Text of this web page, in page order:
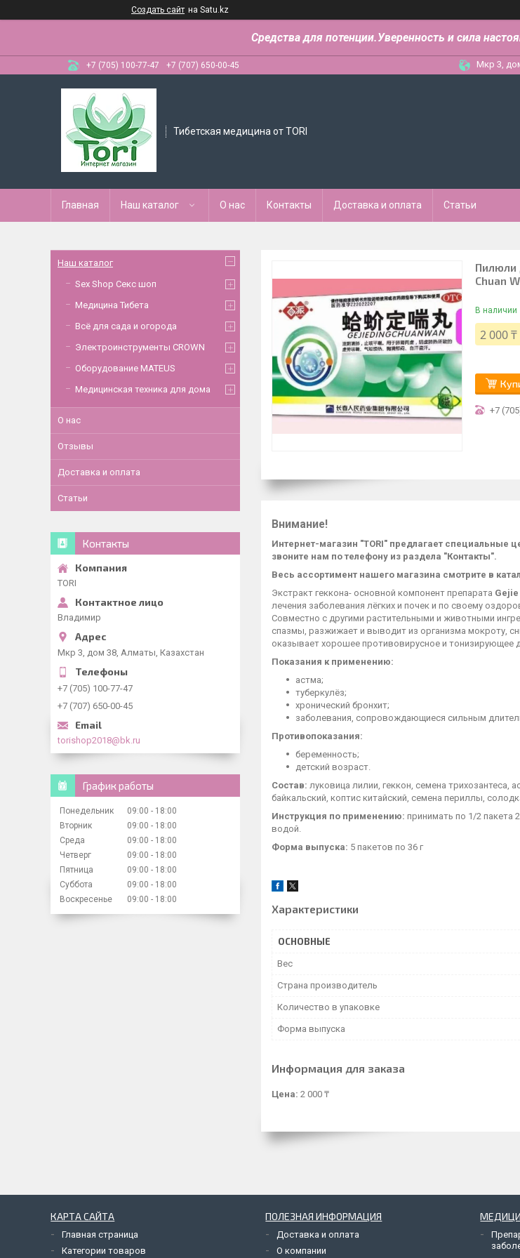
Создать сайт на Satu.kz
Средства для потенции.Уверенность и сила
+7 (705) 100-77-47 +7 (707) 650-00-45 Мкр 3,
Тибетская медицина от TORI
Главная Наш каталог О нас Контакты Доставка и оплата Статьи
Пилюли
Chuan
В наличии
2 000 ₸
+7
Внимание!
Интернет-магазин "TORI" предлагает
звоните нам по телефону из раздела "Контакты".
Весь ассортимент нашего магазина смотрите в
Экстракт геккона- основной компонент препарата Gejie
лечения заболевания лёгких и почек и по своему
Совместно с другими растительными и животными
спазмы, разжижает и выводит из организма мокроту,
оказывает хорошее противовирусное и тонизирующее
Показания к применению:
астма;
туберкулёз;
хронический бронхит;
заболевания, сопровождающиеся сильным
Противопоказания:
беременность;
детский возраст.
Состав: луковица лилии, геккон, семена трихозантеса,
байкальский, коптис китайский, семена периллы,
Инструкция по применению: принимать по 1/2 пакета
водой.
Форма выпуска: 5 пакетов по 36 г
Характеристики
ОСНОВНЫЕ
Вес
Страна производитель
Количество в упаковке
Форма выпуска
Информация для заказа
Цена: 2 000 ₸
Наш каталог
Sex Shop Секс шоп
Медицина Тибета
Всё для сада и огорода
Электроинструменты CROWN
Оборудование MATEUS
Медицинская техника для дома
О нас
Отзывы
Доставка и оплата
Статьи
Контакты
TORI
Владимир
Мкр 3, дом 38, Алматы, Казахстан
+7 (705) 100-77-47
+7 (707) 650-00-45
torishop2018@bk.ru
График работы
Понедельник 09:00
18:00
Вторник
09:00
18:00
Среда
09:00
18:00
Четверг
09:00
18:00
Пятница
09:00
18:00
Суббота
09:00
18:00
Воскресенье
09:00 18:00
КАРТА САЙТА
Главная страница
Категории товаров
ПОЛЕЗНАЯ ИНФОРМАЦИЯ
Доставка и оплата
О компании